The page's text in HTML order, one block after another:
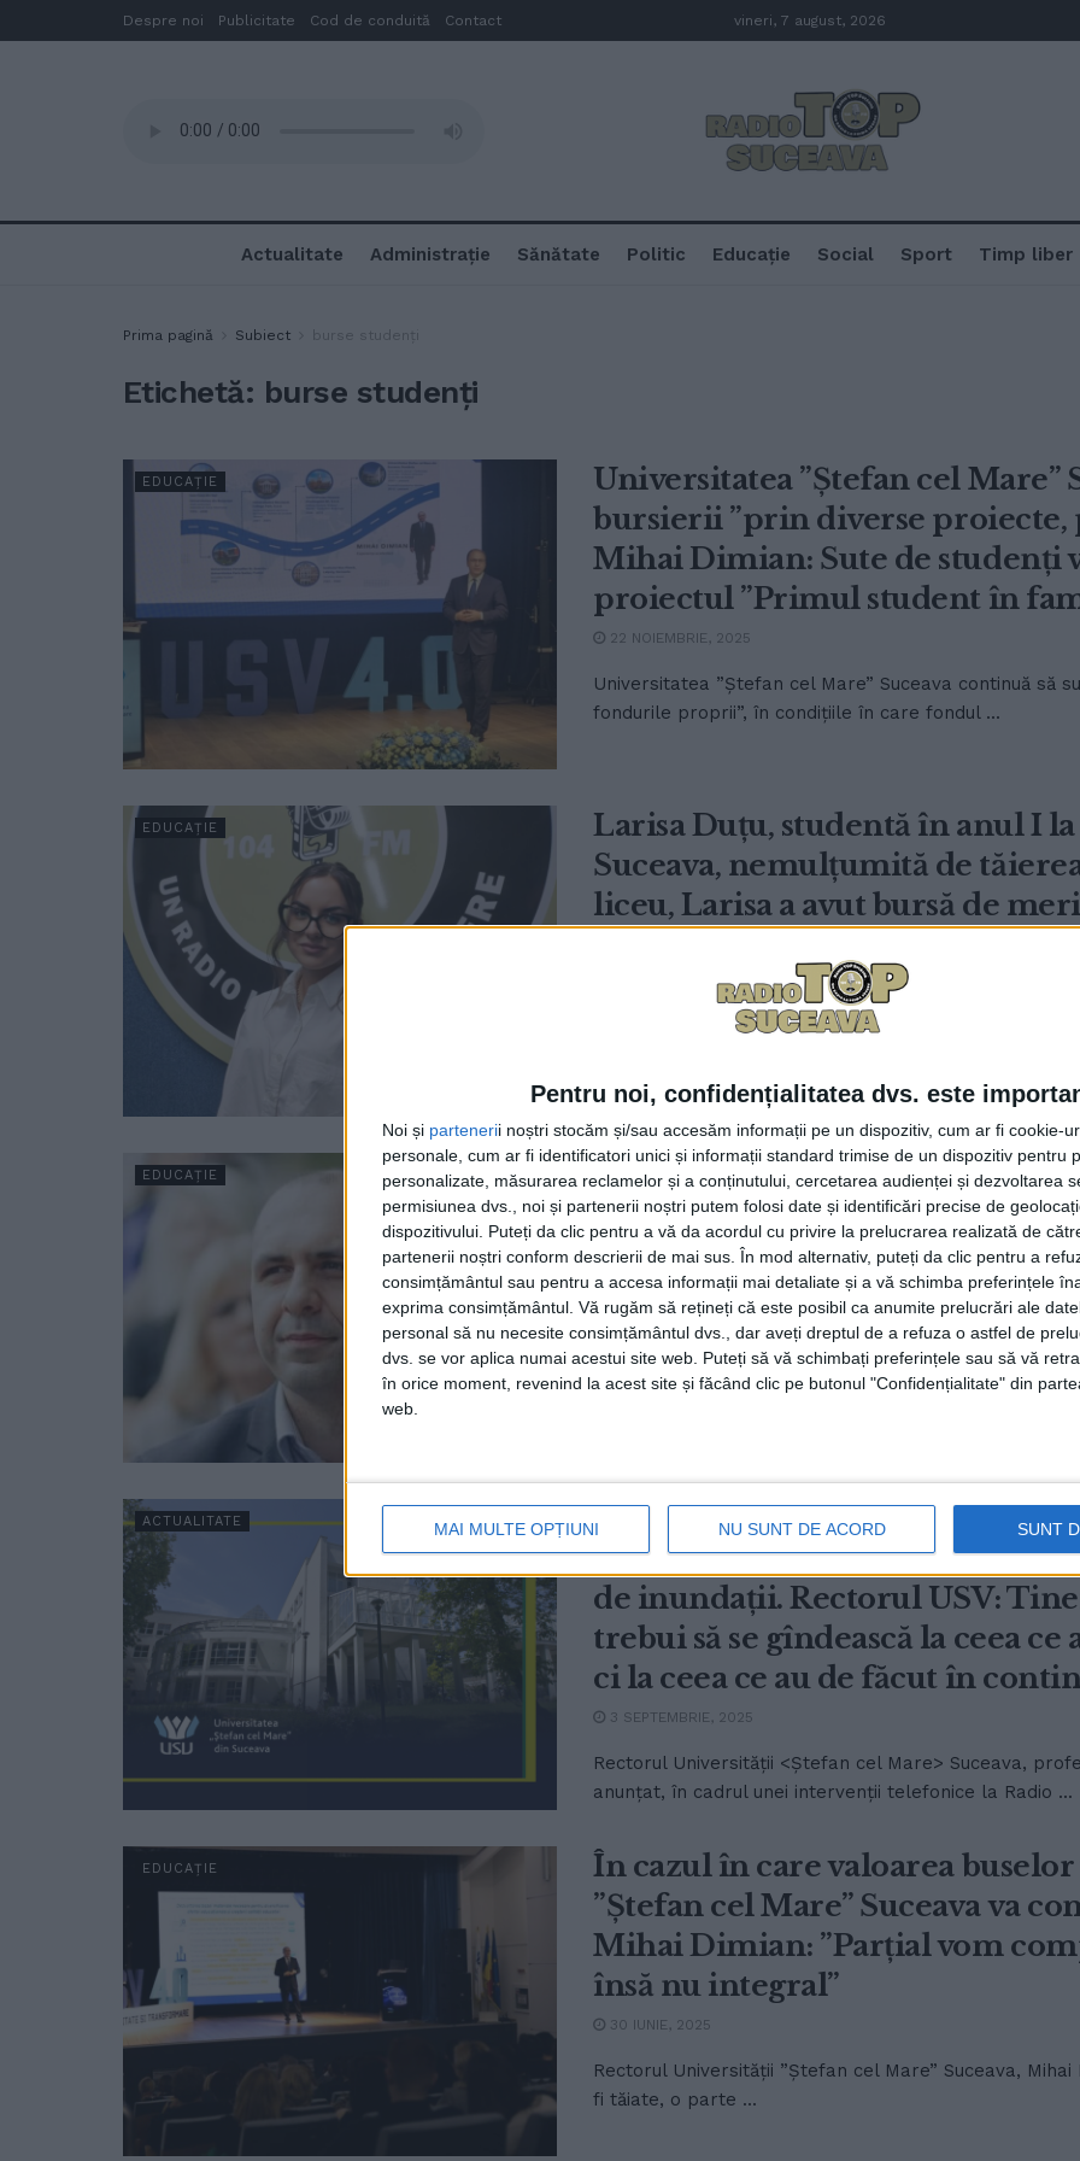
Pentru noi, confidențialitatea dvs. este
Noi și partenerii noștri stocăm și/sau accesăm informații pe un dispozitiv, cum ar fi cookie-
personale, cum ar fi identificatori unici și informații standard trimise de un dispozitiv pentru
personalizate, măsurarea reclamelor și a conținutului, cercetarea audienței și dezvoltarea
permisiunea dvs., noi și partenerii noștri putem folosi date și identificări precise de
dispozitivului. Puteți da clic pentru a vă da acordul cu privire la prelucrarea realizată de
partenerii noștri conform descrierii de mai sus. În mod alternativ, puteți da clic pentru a
consimțământul sau pentru a accesa informații mai detaliate și a vă schimba preferințele
exprima consimțământul. Vă rugăm să rețineți că este posibil ca anumite prelucrări ale
personal să nu necesite consimțământul dvs., dar aveți dreptul de a refuza o astfel de
dvs. se vor aplica numai acestui site web. Puteți să vă schimbați preferințele sau să vă
în orice moment, revenind la acest site și făcând clic pe butonul "Confidențialitate" din
web.
MAI MULTE OPȚIUNI NU SUNT DE ACORD SUNT
Despre noi Publicitate Cod de conduită Contact vineri, 7 august, 2026
Actualitate Administrație Sănătate Politic Educație Social Sport Timp liber
Prima pagină Subiect burse studenți
Etichetă: burse studenți
EDUCAȚIE
Universitatea ”Ștefan cel Mare”
bursierii ”prin diverse
Mihai Dimian: Sute de
proiectul ”Primul student în
22 NOIEMBRIE, 2025
Universitatea ”Ștefan cel Mare” Suceava continuă să
fondurile proprii”, în condițiile în care fondul ...
EDUCAȚIE
Larisa Duțu, studentă în anul I
Suceava, nemulțumită de
liceu, Larisa a avut bursă de
29 SEPTEMBRIE, 2025
Larisa Duțu, studentă în anul I la Facultatea de Drept
EDUCAȚIE
Studenții de la Suceava nu vor
anul. Prof. univ. dr. Mircea
ministru, bursa se alocă doar
de evaluare
25 SEPTEMBRIE, 2025
Începînd cu anul universitar 2025/2026, studenții de la
ACTUALITATE
”Există deja aproape 20.000 de
pentru sprijinul studenților” din
de inundații. Rectorul USV:
trebui să se gîndească la ceea
ci la ceea ce au de făcut în
3 SEPTEMBRIE, 2025
Rectorul Universității <Ștefan cel Mare> Suceava,
anunțat, în cadrul unei intervenții telefonice la Radio ...
EDUCAȚIE
În cazul în care valoarea
”Ștefan cel Mare” Suceava va
Mihai Dimian: ”Parțial vom
însă nu integral”
30 IUNIE, 2025
Rectorul Universității ”Ștefan cel Mare” Suceava,
fi tăiate, o parte ...